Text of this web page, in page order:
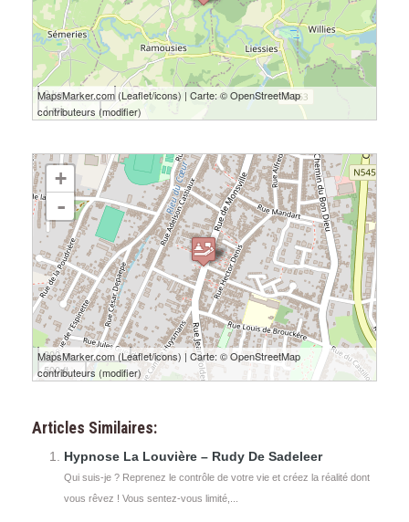
2 km
1 mi
MapsMarker.com (Leaflet/icons) | Carte: ©OpenStreetMap
contributeurs (modifier)
chargement de la carte - veuillez patienter...
+
-
300 m
500 ft
MapsMarker.com (Leaflet/icons) | Carte: ©OpenStreetMap
contributeurs (modifier)
Articles Similaires:
Hypnose La Louvière – Rudy De Sadeleer
Qui suis-je ? Reprenez le contrôle de votre vie et créez la réalité dont
vous rêvez ! Vous sentez-vous limité,...